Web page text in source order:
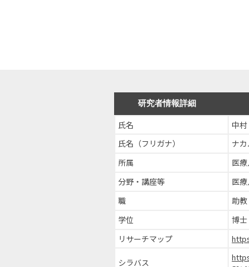
研究者情報詳細
氏名
中
氏名（フリガナ）
ナ
所属
医
分野・講座等
医
職
助教
学位
博士
リサーチマップ
シラバス